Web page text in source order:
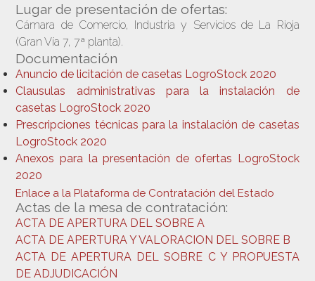
Lugar de presentación de ofertas:
Cámara de Comercio, Industria y Servicios de La Rioja
(Gran Vía 7, 7ª planta).
Documentación
Anuncio de licitación de casetas LogroStock 2020
Clausulas administrativas para la instalación de
casetas LogroStock 2020
Prescripciones técnicas para la instalación de casetas
LogroStock 2020
Anexos para la presentación de ofertas LogroStock
2020
Enlace a la Plataforma de Contratación del Estado
Actas de la mesa de contratación:
ACTA DE APERTURA DEL SOBRE A
ACTA DE APERTURA Y VALORACION DEL SOBRE B
ACTA DE APERTURA DEL SOBRE C Y PROPUESTA
DE ADJUDICACIÓN